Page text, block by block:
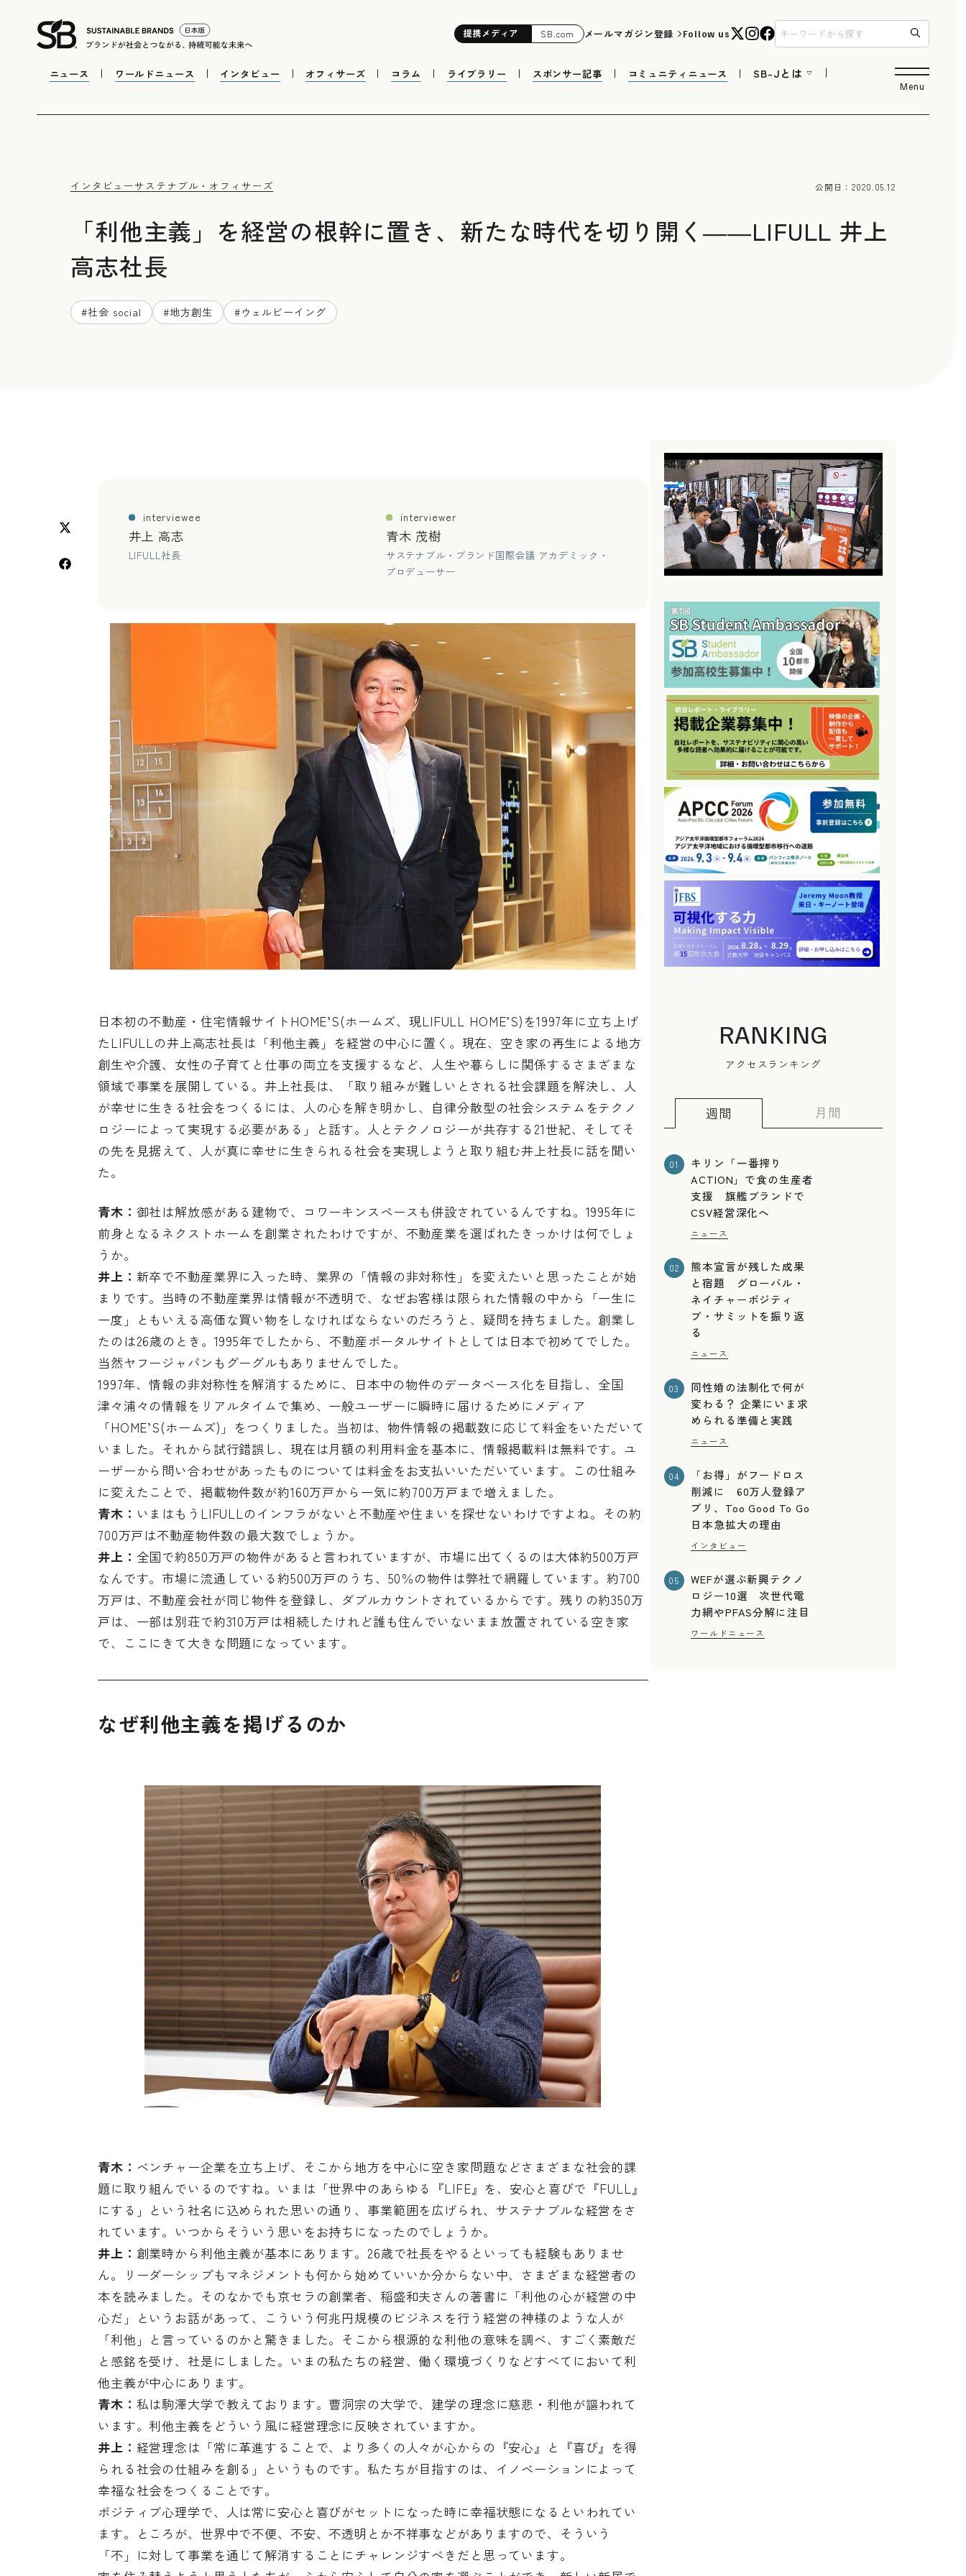
提携メディア SB.com メールマガジン登録 Follow us
ニュース ワールドニュース インタビュー オフィサーズ コラム ライブラリー スポンサー記事 コミュニティニュース SB-Jとは
Menu
インタビューサステナブル・オフィサーズ 公開日：2020.05.12
「利他主義」を経営の根幹に置き、新たな時代を切り開く――LIFULL 井上
高志社長
#社会 social #地方創生 # ウェルビーイング
interviewee
井上 高志
LIFULL社長
interviewer
青木 茂樹
サステナブル・ブランド国際会議 アカデミック・
プロデューサー
日本初の不動産・住宅情報サイトHOME’S(ホームズ、現LIFULL HOME’S)を1997年に立ち上げ
たLIFULLの井上高志社長は「利他主義」を経営の中心に置く。現在、空き家の再生による地方
創生や介護、女性の子育てと仕事の両立を支援するなど、人生や暮らしに関係するさまざまな
領域で事業を展開している。井上社長は、「取り組みが難しいとされる社会課題を解決し、人
が幸せに生きる社会をつくるには、人の心を解き明かし、自律分散型の社会システムをテクノ
ロジーによって実現する必要がある」と話す。人とテクノロジーが共存する21世紀、そしてそ
の先を見据えて、人が真に幸せに生きられる社会を実現しようと取り組む井上社長に話を聞い
た。
青木： 御社は解放感がある建物で、コワーキンスペースも併設されているんですね。1995年に
前身となるネクストホームを創業されたわけですが、不動産業を選ばれたきっかけは何でしょ
うか。
井上： 新卒で不動産業界に入った時、業界の「情報の非対称性」を変えたいと思ったことが始
まりです。当時の不動産業界は情報が不透明で、なぜお客様は限られた情報の中から「一生に
一度」ともいえる高価な買い物をしなければならないのだろうと、疑問を持ちました。創業し
たのは26歳のとき。1995年でしたから、不動産ポータルサイトとしては日本で初めてでした。
当然ヤフージャパンもグーグルもありませんでした。
1997年、情報の非対称性を解消するために、日本中の物件のデータベース化を目指し、全国
津々浦々の情報をリアルタイムで集め、一般ユーザーに瞬時に届けるためにメディア
「HOME’S(ホームズ)」をつくりました。当初は、物件情報の掲載数に応じて料金をいただいて
いました。それから試行錯誤し、現在は月額の利用料金を基本に、情報掲載料は無料です。ユ
ーザーから問い合わせがあったものについては料金をお支払いいただいています。この仕組み
に変えたことで、掲載物件数が約160万戸から一気に約700万戸まで増えました。
青木： いまはもうLIFULLのインフラがないと不動産や住まいを探せないわけですよね。その約
700万戸は不動産物件数の最大数でしょうか。
井上： 全国で約850万戸の物件があると言われていますが、市場に出てくるのは大体約500万戸
なんです。市場に流通している約500万戸のうち、50％の物件は弊社で網羅しています。約700
万戸は、不動産会社が同じ物件を登録し、ダブルカウントされているからです。残りの約350万
戸は、一部は別荘で約310万戸は相続したけれど誰も住んでいないまま放置されている空き家
で、ここにきて大きな問題になっています。
なぜ利他主義を掲げるのか
青木： ベンチャー企業を立ち上げ、そこから地方を中心に空き家問題などさまざまな社会的課
題に取り組んでいるのですね。いまは「世界中のあらゆる『LIFE』を、安心と喜びで『FULL』
にする」という社名に込められた思いの通り、事業範囲を広げられ、サステナブルな経営をさ
れています。いつからそういう思いをお持ちになったのでしょうか。
井上： 創業時から利他主義が基本にあります。26歳で社長をやるといっても経験もありませ
ん。リーダーシップもマネジメントも何から始めていいか分からない中、さまざまな経営者の
本を読みました。そのなかでも京セラの創業者、稲盛和夫さんの著書に「利他の心が経営の中
心だ」というお話があって、こういう何兆円規模のビジネスを行う経営の神様のような人が
「利他」と言っているのかと驚きました。そこから根源的な利他の意味を調べ、すごく素敵だ
と感銘を受け、社是にしました。いまの私たちの経営、働く環境づくりなどすべてにおいて利
他主義が中心にあります。
青木： 私は駒澤大学で教えております。曹洞宗の大学で、建学の理念に慈悲・利他が謳われて
います。利他主義をどういう風に経営理念に反映されていますか。
井上： 経営理念は「常に革進することで、より多くの人々が心からの『安心』と『喜び』を得
られる社会の仕組みを創る」というものです。私たちが目指すのは、イノベーションによって
幸福な社会をつくることです。
ポジティブ心理学で、人は常に安心と喜びがセットになった時に幸福状態になるといわれてい
ます。ところが、世界中で不便、不安、不透明とか不祥事などがありますので、そういう
「不」に対して事業を通じて解消することにチャレンジすべきだと思っています。
RANKING
アクセスランキング
週間 月間
01
キリン「一番搾り
ACTION」で食の生産者
支援 旗艦ブランドで
CSV経営深化へ
ニュース
02
熊本宣言が残した成果
と宿題 グローバル・
ネイチャーポジティ
ブ・サミットを振り返
る
ニュース
03
同性婚の法制化で何が
変わる？ 企業にいま求
められる準備と実践
ニュース
04
「お得」がフードロス
削減に 60万人登録ア
プリ、Too Good To Go
日本急拡大の理由
インタビュー
05
WEFが選ぶ新興テクノ
ロジー10選 次世代電
力網やPFAS分解に注目
ワールドニュース